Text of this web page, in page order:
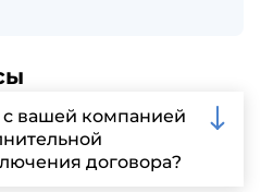
с вашей компанией
договора?